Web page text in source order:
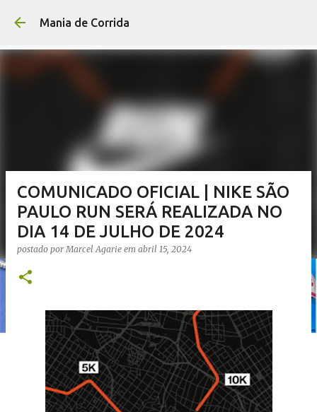
Mania de Corrida
COMUNICADO OFICIAL | NIKE SÃO
PAULO RUN SERÁ REALIZADA NO
DIA 14 DE JULHO DE 2024
postado porMarcel Agarie em abril 15, 2024